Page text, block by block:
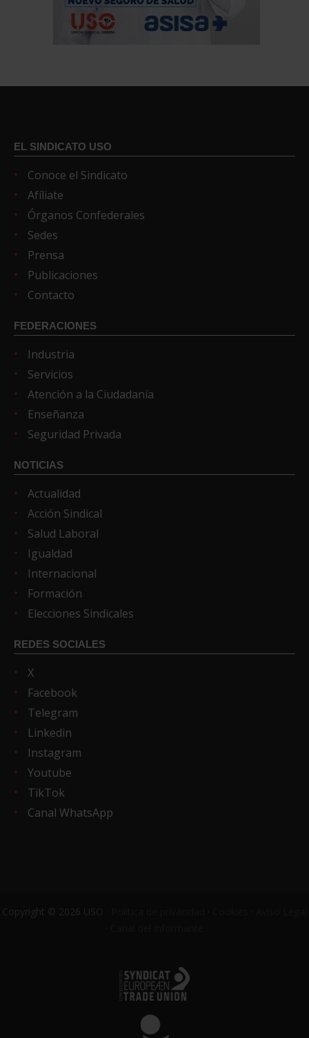
EL SINDICATO USO
Conoce el Sindicato
Afíliate
Órganos Confederales
Sedes
Prensa
Publicaciones
Contacto
FEDERACIONES
Industria
Servicios
Atención a la Ciudadanía
Enseñanza
Seguridad Privada
NOTICIAS
Actualidad
Acción Sindical
Salud Laboral
Igualdad
Internacional
Formación
Elecciones Sindicales
REDES SOCIALES
X
Facebook
Telegram
Linkedin
Instagram
Youtube
TikTok
Canal WhatsApp
Copyright © 2026 USO ·